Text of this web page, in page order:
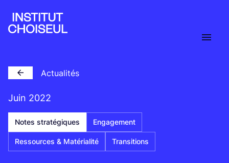
Actualités
Juin 2022
Notes stratégiques Engagement
Ressources & Matérialité Transitions